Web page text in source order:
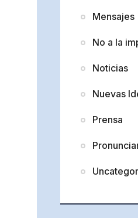
Mensajes
No a la
Noticias
Nuevas
Prensa